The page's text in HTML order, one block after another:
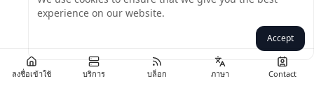
ลงชื่อเข้าใช้ บริการ บล็อก ภาษา Contact
experience on our website.
Accept